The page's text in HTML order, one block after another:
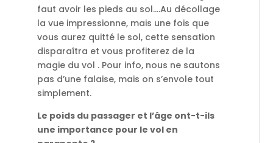
faut avoir les pieds au sol….Au décollage
la vue impressionne, mais une fois que
vous aurez quitté le sol, cette sensation
disparaîtra et vous profiterez de la
magie du vol . Pour info, nous ne sautons
pas d’une falaise, mais on s’envole tout
simplement.
Le poids du passager et l’âge ont-t-ils
une importance pour le vol en